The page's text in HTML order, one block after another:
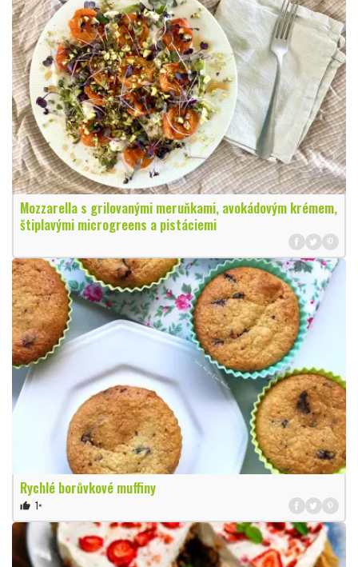
Mozzarella s grilovanými meruňkami, avokádovým krémem,
štiplavými microgreens a pistáciemi
Rychlé borůvkové muffiny
thumb_up 1×